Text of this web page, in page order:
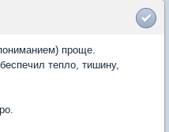
проще.
тепло, тишину,